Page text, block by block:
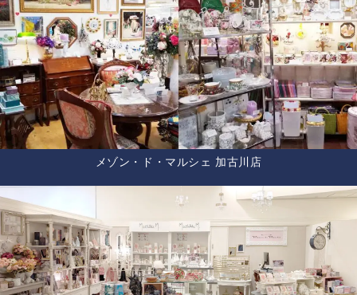
メゾン・ド・マルシェ 加古川店